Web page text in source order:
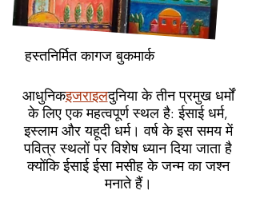
हस्तनिर्मित कागज बुकमार्क
आधुनिकइजराइलदुनिया के तीन प्रमुख धर्मों
के लिए एक महत्वपूर्ण स्थल है: ईसाई धर्म,
इस्लाम और यहूदी धर्म। वर्ष के इस समय में
पवित्र स्थलों पर विशेष ध्यान दिया जाता है
क्योंकि ईसाई ईसा मसीह के जन्म का जश्न
मनाते हैं।